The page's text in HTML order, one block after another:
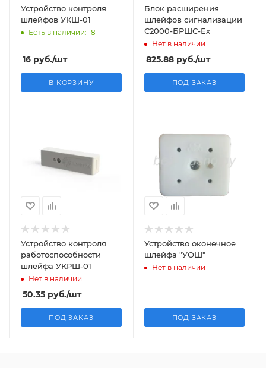
Устройство контроля
шлейфов УКШ-01
Есть в наличии: 18
16 руб./шт
В КОРЗИНУ
Блок расширения
шлейфов сигнализации
С2000-БРШС-Ех
Нет в наличии
825.88руб./шт
ПОД ЗАКАЗ
Устройство контроля
работоспособности
шлейфа УКРШ-01
Нет в наличии
50.35 руб./шт
ПОД ЗАКАЗ
Устройство оконечное
шлейфа "УОШ"
Нет в наличии
ПОД ЗАКАЗ